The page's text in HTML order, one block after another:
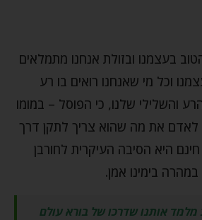
בעצמנו ובזולת אנחנו מתמלאים
וכל מי שאנחנו רואים בו רע
והשלילי שלנו, כי הפוסל – במומו
לאדם את מה שהוא צריך לתקן דרך
היא הסיבה העיקרית לחורבן
בימינו אמן.
מלמד אותנו שדרכו של בורא עולם